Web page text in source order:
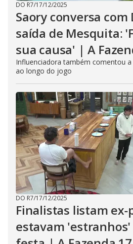
DO R7/17/12/2025
Saory conversa com
saída de Mesquita:
sua causa' | A
Influenciadora também comentou
ao longo do jogo
DO R7/17/12/2025
Finalistas listam ex-
estavam